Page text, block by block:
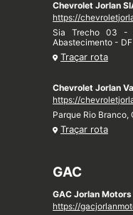
Chevrolet Jorlan
https://
Sia Trecho 03 -
Abastecimento - DF
Traçar rota
Chevrolet Jorlan
https://
Parque Rio
Traçar rota
GAC
GAC Jorlan
https://